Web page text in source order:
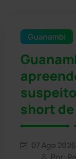
Guanambi
short
07 Ago